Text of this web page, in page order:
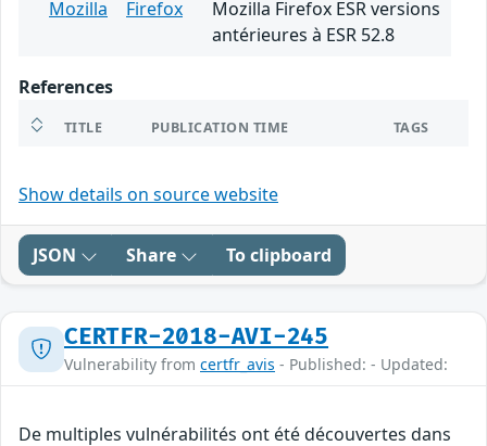
Mozilla
Firefox
Mozilla Firefox ESR versions
antérieures à ESR 52.8
References
TITLE PUBLICATION TIME TAGS
Show details on source website
JSON Share To clipboard
CERTFR-2018-AVI-245
Vulnerability from certfr_avis - Published: - Updated:
De multiples vulnérabilités ont été découvertes dans